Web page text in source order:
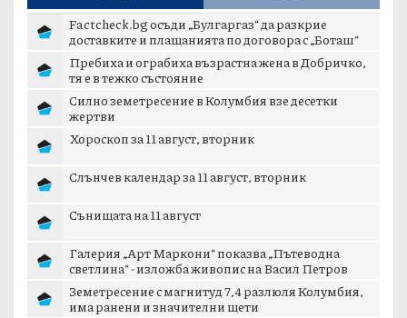
Factcheck.bg осъди „Булгаргаз“ да разкрие
доставките и плащанията по договора с „Боташ“
Пребиха и ограбиха възрастна жена в Добричко,
тя е в тежко състояние
Силно земетресение в Колумбия взе десетки
жертви
Хороскоп за 11 август, вторник
Слънчев календар за 11 август, вторник
Сънищата на 11 август
Галерия „Арт Маркони“ показва „Пътеводна
светлина“ - изложба живопис на Васил Петров
Земетресение с магнитуд 7,4 разлюля Колумбия,
има ранени и значителни щети